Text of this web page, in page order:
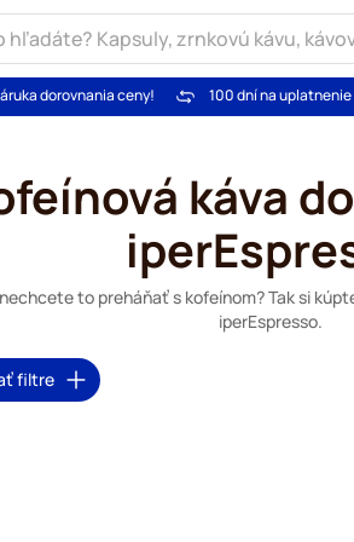
dorovnania ceny! 100 dní na
káva
to preháňať s kofeínom? Tak si
iperEspresso.
filtre